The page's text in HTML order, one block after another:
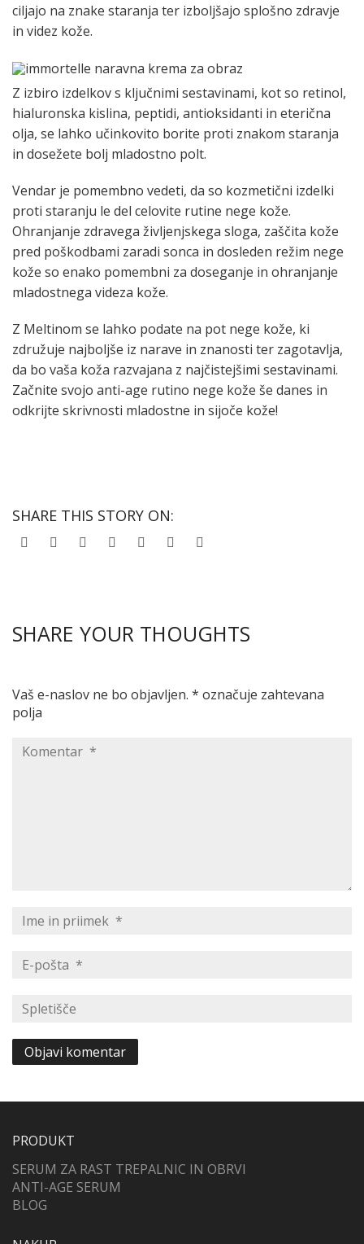
ciljajo na znake staranja ter izboljšajo splošno zdravje
in videz kože.
Z izbiro izdelkov s ključnimi sestavinami, kot so retinol,
hialuronska kislina, peptidi, antioksidanti in eterična
olja, se lahko učinkovito borite proti znakom staranja
in dosežete bolj mladostno polt.
Vendar je pomembno vedeti, da so kozmetični izdelki
proti staranju le del celovite rutine nege kože.
Ohranjanje zdravega življenjskega sloga, zaščita kože
pred poškodbami zaradi sonca in dosleden režim nege
kože so enako pomembni za doseganje in ohranjanje
mladostnega videza kože.
Z Meltinom se lahko podate na pot nege kože, ki
združuje najboljše iz narave in znanosti ter zagotavlja,
da bo vaša koža razvajana z najčistejšimi sestavinami.
Začnite svojo anti-age rutino nege kože še danes in
odkrijte skrivnosti mladostne in sijoče kože!
SHARE THIS STORY ON:
SHARE YOUR THOUGHTS
Vaš e-naslov ne bo objavljen. * označuje zahtevana
polja
PRODUKT
SERUM ZA RAST TREPALNIC IN OBRVI
ANTI-AGE SERUM
BLOG